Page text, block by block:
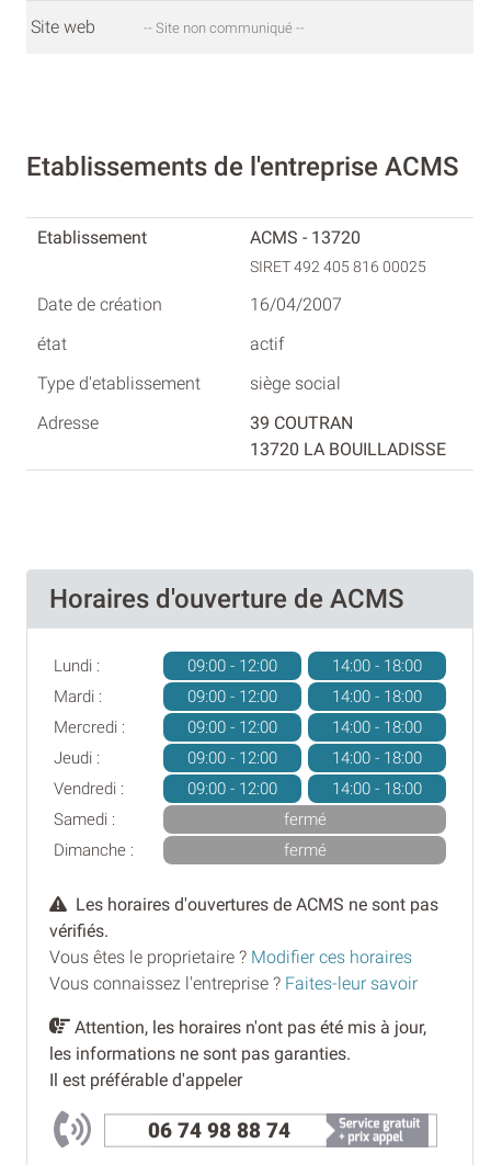
Site web -- Site non communiqué --
Etablissements de l'entreprise ACMS
ACMS - 13720
SIRET 492 405 816 00025
16/04/2007
actif
siège social
39 COUTRAN
13720 LA BOUILLADISSE
Horaires d'ouverture de ACMS
Lundi : 09:00 - 12:00
14:00 - 18:00
Mardi :
09:00 - 12:00
14:00 - 18:00
Mercredi :
09:00 - 12:00
14:00 - 18:00
Jeudi :
09:00 - 12:00
14:00 - 18:00
Vendredi :
09:00 - 12:00
14:00 - 18:00
Samedi :
fermé
Dimanche :
fermé
Les horaires d'ouvertures de ACMS ne sont pas
vérifiés.
Vous êtes le proprietaire ? Modifier ces horaires
Vous connaissez l'entreprise ? Faites-leur savoir
Attention, les horaires n'ont pas été mis à jour,
les informations ne sont pas garanties.
Il est préférable d'appeler
06 74 98 88 74